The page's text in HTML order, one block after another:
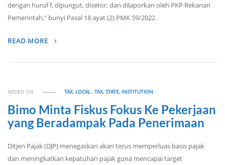
dengan huruf f, dipungut, disetor, dan dilaporkan oleh PKP Rekanan
Pemerintah,” bunyi Pasal 18 ayat (2) PMK 59/2022.
READ MORE
ADDED ON TAX, LOCAL,TAX, STATE, INSTITUTION
Bimo Minta Fiskus Fokus Ke Pekerjaan
yang Beradampak Pada Penerimaan
Ditjen Pajak (DJP) menegaskan akan terus memperluas basis pajak
dan meningkatkan kepatuhan pajak guna mencapai target